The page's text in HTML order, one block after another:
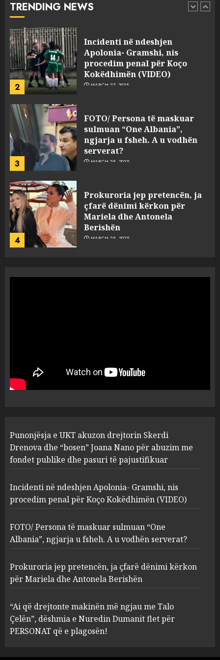
TRENDING NEWS
1
pasuri të pajustifikuar
2
Incidenti në ndeshjen
Apolonia- Gramshi, nis
procedim penal për Koço
Kokëdhimën (VIDEO)
MARCH 27, 2025
3
FOTO/ Persona të maskuar
sulmuan “One Albania”,
ngjarja u fsheh. A u vodhën
serverat?
MARCH 25, 2025
4
Prokuroria jep pretencën, ja
çfarë dënimi kërkon për
Mariela dhe Antonela
Berishën
MARCH 25, 2025
1
“bosen” Joana Nano për
abuzim me fondet publike dhe
pasuri të pajustifikuar
2
Apolonia- Gramshi, nis
procedim penal për Koço
Kokëdhimën (VIDEO)
MARCH 27, 2025
3
FOTO/ Persona të maskuar
sulmuan “One Albania”,
ngjarja u fsheh. A u vodhën
serverat?
MARCH 25, 2025
4
Prokuroria jep pretencën, ja
çfarë dënimi kërkon për
Berishën
MARCH 25, 2025
“Ai që drejtonte makinën më
Punonjësja e UKT akuzon drejtorin Skerdi
Drenova dhe “bosen” Joana Nano për abuzim me
fondet publike dhe pasuri të pajustifikuar
Incidenti në ndeshjen Apolonia- Gramshi, nis
procedim penal për Koço Kokëdhimën (VIDEO)
FOTO/ Persona të maskuar sulmuan “One
Albania”, ngjarja u fsheh. A u vodhën serverat?
Prokuroria jep pretencën, ja çfarë dënimi kërkon
për Mariela dhe Antonela Berishën
“Ai që drejtonte makinën më ngjau me Talo
Çelën”, dëshmia e Nuredin Dumanit flet për
PERSONAT që e plagosën!